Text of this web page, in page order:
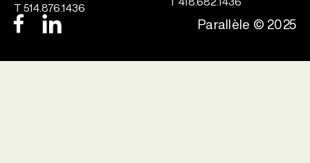
T 514.876.1436
Parallèle © 2025